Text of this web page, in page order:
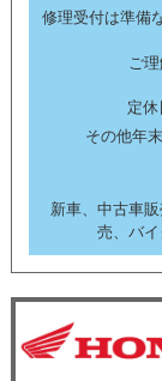
修理受付は準備
ご
定
その他年
新車、中古車
売、バ